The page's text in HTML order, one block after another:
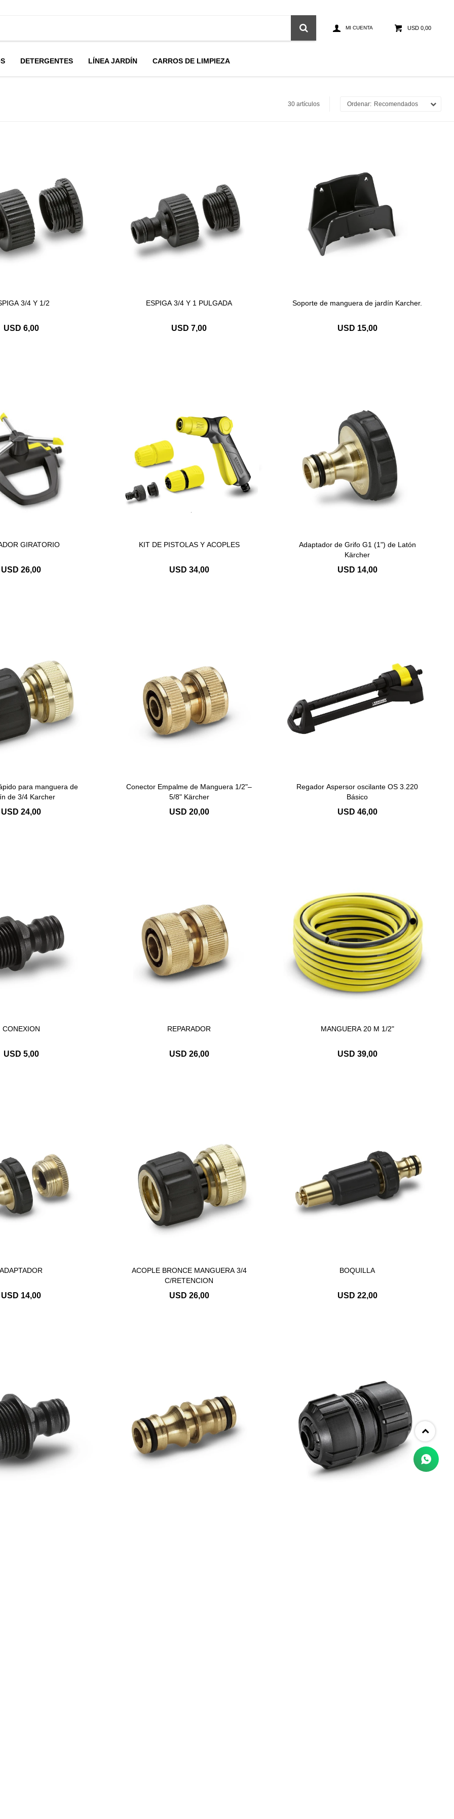
DETERGENTES LÍNEA JARDÍN CARROS DE LIMPIEZA
USD 0,00
30 artículos Recomendados
3/4 Y 1/2
USD 6,00
ESPIGA 3/4 Y 1 PULGADA
USD 7,00
Soporte de manguera de jardín Karcher.
USD 15,00
GIRATORIO
USD 26,00
KIT DE PISTOLAS Y ACOPLES
USD 34,00
Adaptador de Grifo G1 (1") de Latón
Kärcher
USD 14,00
para manguera de
de 3/4 Karcher
USD 24,00
Conector Empalme de Manguera 1/2"–
5/8" Kärcher
USD 20,00
Regador Aspersor oscilante OS 3.220
Básico
USD 46,00
CONEXION
USD 5,00
REPARADOR
USD 26,00
MANGUERA 20 M 1/2"
USD 39,00
ADAPTADOR
USD 14,00
ACOPLE BRONCE MANGUERA 3/4
C/RETENCION
USD 26,00
BOQUILLA
USD 22,00